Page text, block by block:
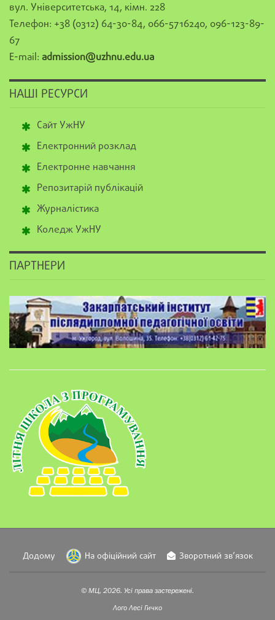
вул. Університетська, 14, кімн. 228
Телефон: +38 (0312) 64-30-84, 066-5716240, 096-123-89-
67
E-mail: admission@uzhnu.edu.ua
НАШІ РЕСУРСИ
Сайт УжНУ
Електронний розклад
Електронне навчання
Репозитарій публікацій
Журналістика
Коледж УжНУ
ПАРТНЕРИ
Додому На офіційний сайт Зворотний зв’язок
© МЦ, 2026. Усі права застережені.
Лого Лесі Гичко